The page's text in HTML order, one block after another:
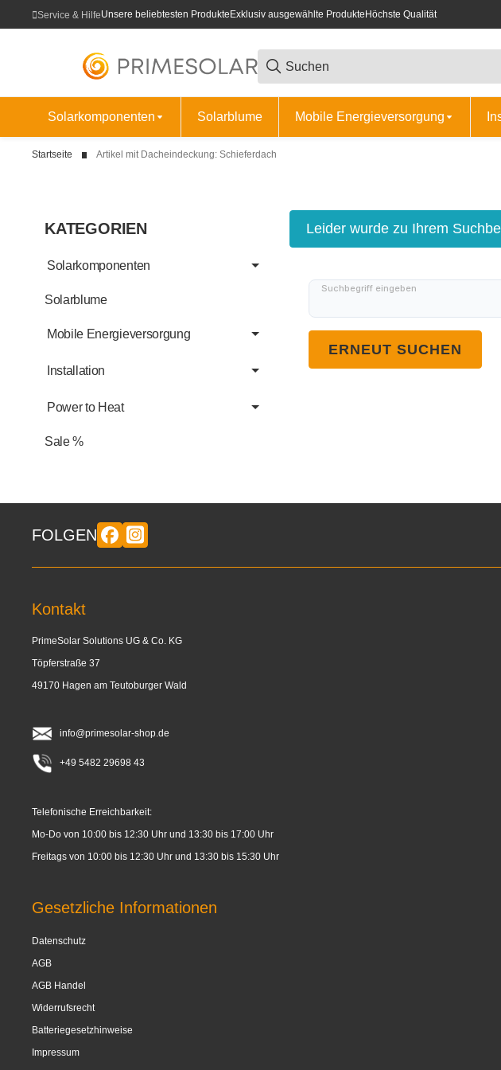
Service & HilfeUnsere beliebtesten Produkte Exklusiv ausgewählte Produkte Höchste Qualität
Solarkomponenten Solarblume Mobile Energieversorgung
Startseite Artikel mit Dacheindeckung: Schieferdach
x
Leider wurde zu Ihrem
Suchbegriff eingeben
ERNEUT SUCHEN
KATEGORIEN
Solarkomponenten
Solarblume
Mobile Energieversorgung
Installation
Power to Heat
Sale %
FOLGEN
Kontakt
PrimeSolar Solutions UG & Co. KG
Töpferstraße 37
49170 Hagen am Teutoburger Wald
info@primesolar-shop.de
+49 5482 29698 43
Telefonische Erreichbarkeit:
Mo-Do von 10:00 bis 12:30 Uhr und 13:30 bis 17:00 Uhr
Freitags von 10:00 bis 12:30 Uhr und 13:30 bis 15:30 Uhr
Gesetzliche Informationen
Datenschutz
AGB
AGB Handel
Widerrufsrecht
Batteriegesetzhinweise
Impressum